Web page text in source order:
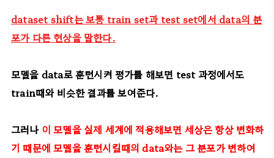
dataset shift는 보통 train set과 test set에서 data의 분
포가 다른 현상을 말한다.
모델을 data로 훈련시켜 평가를 해보면 test 과정에서도
train때와 비슷한 결과를 보여준다.
그러나 이 모델을 실제 세계에 적용해보면 세상은 항상 변화하
기 때문에 모델을 훈련시킬때의 data와는 그 분포가 변하여